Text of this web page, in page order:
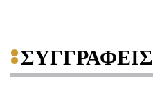
ΣΥΓΓΡΑΦΕΙΣ